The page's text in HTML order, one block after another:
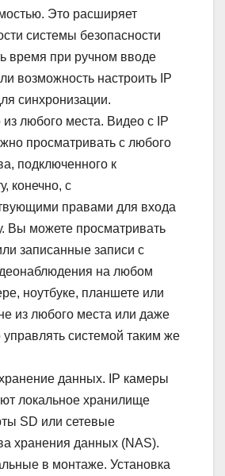
Это расширяет
системы безопасности
время при ручном вводе
возможность настроить IP
синхронизации.
из любого места. Видео с IP
просматривать с любого
подключенного к
конечно, с
правами для входа
Вы можете просматривать
записанные записи с
на любом
ноутбуке, планшете или
из любого места или даже
управлять системой таким же
данных. IP камеры
локальное хранилище
SD или сетевые
хранения данных (NAS).
в монтаже. Установка